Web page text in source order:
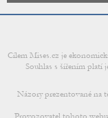
Cílem Mises.cz je
Souhlas s šířením platí
Názory prezentované na
Provozovatel tohoto webu